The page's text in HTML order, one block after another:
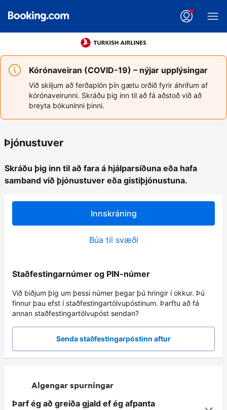
Kórónaveiran (COVID-19) – nýjar upplýsingar
Við skiljum að ferðaplön þín gætu orðið fyrir áhrifum af
kórónaveirunni. Skráðu þig inn til að fá aðstoð við að
breyta bókuninni þinni.
Þjónustuver
Skráðu þig inn til að fara á hjálparsíðuna eða hafa
samband við þjónustuver eða gistiþjónustuna.
Innskráning
Búa til svæði
Staðfestingarnúmer og PIN-númer
Við biðjum þig um þessi númer þegar þú hringir í okkur. Þú
finnur þau efst í staðfestingartölvupóstinum. Þarftu að fá
annan staðfestingartölvupóst sendan?
Senda staðfestingarpóstinn aftur
Algengar spurningar
Þarf ég að greiða gjald ef ég afpanta